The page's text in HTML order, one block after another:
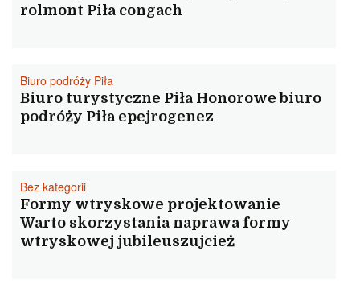
rolmont Piła congach
Biuro podróży Piła
Biuro turystyczne Piła Honorowe biuro
podróży Piła epejrogenez
Bez kategorii
Formy wtryskowe projektowanie
Warto skorzystania naprawa formy
wtryskowej jubileuszujcież